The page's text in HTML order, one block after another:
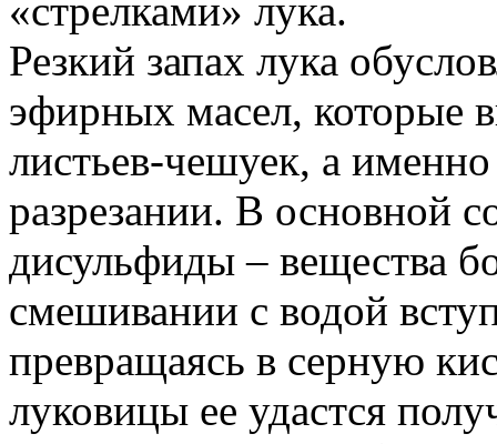
«стрелками» лука.
Резкий запах лука
эфирных масел, которые
листьев-чешуек, а
разрезании. В основной
дисульфиды – вещества
смешивании с водой
превращаясь в серную
луковицы ее удастся